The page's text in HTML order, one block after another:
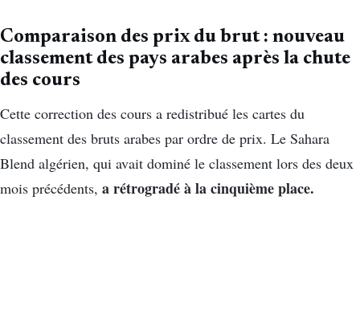
Comparaison des prix du brut : nouveau
classement des pays arabes après la chute
des cours
Cette correction des cours a redistribué les cartes du
classement des bruts arabes par ordre de prix. Le Sahara
Blend algérien, qui avait dominé le classement lors des deux
mois précédents, a rétrogradé à la cinquième place.